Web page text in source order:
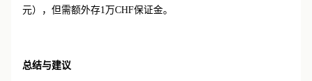
元），但需额外存1万CHF保证金。
总结与建议